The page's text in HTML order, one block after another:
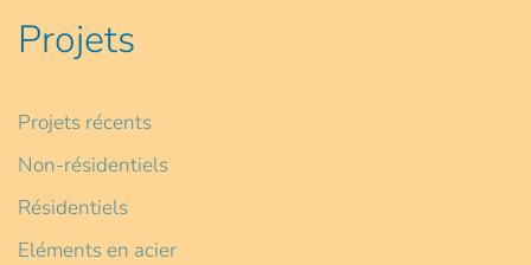
Projets
Projets récents
Non-résidentiels
Résidentiels
Eléments en acier